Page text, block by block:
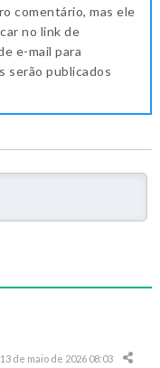
comentário, mas ele
no link de
e-mail para
serão publicados
13 de maio de 2026 08:03